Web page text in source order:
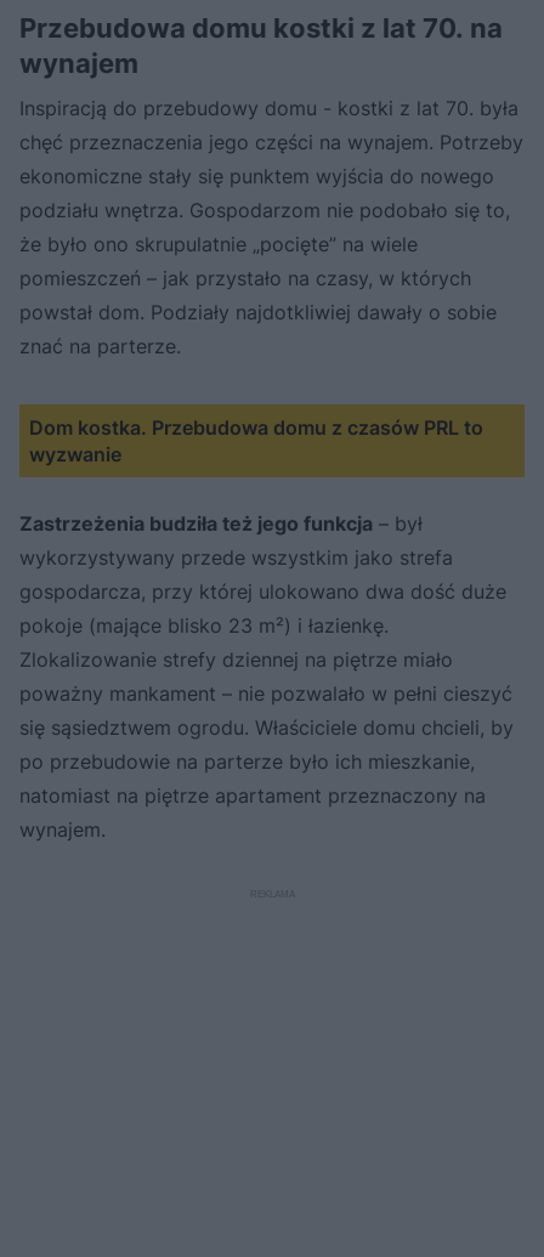
Przebudowa domu kostki z lat 70. na
wynajem
Inspiracją do przebudowy domu - kostki z lat 70. była
chęć przeznaczenia jego części na wynajem. Potrzeby
ekonomiczne stały się punktem wyjścia do nowego
podziału wnętrza. Gospodarzom nie podobało się to,
że było ono skrupulatnie „pocięte” na wiele
pomieszczeń – jak przystało na czasy, w których
powstał dom. Podziały najdotkliwiej dawały o sobie
znać na parterze.
Dom kostka. Przebudowa domu z czasów PRL to
wyzwanie
Zastrzeżenia budziła też jego funkcja – był
wykorzystywany przede wszystkim jako strefa
gospodarcza, przy której ulokowano dwa dość duże
pokoje (mające blisko 23 m²) i łazienkę.
Zlokalizowanie strefy dziennej na piętrze miało
poważny mankament – nie pozwalało w pełni cieszyć
się sąsiedztwem ogrodu. Właściciele domu chcieli, by
po przebudowie na parterze było ich mieszkanie,
natomiast na piętrze apartament przeznaczony na
wynajem.